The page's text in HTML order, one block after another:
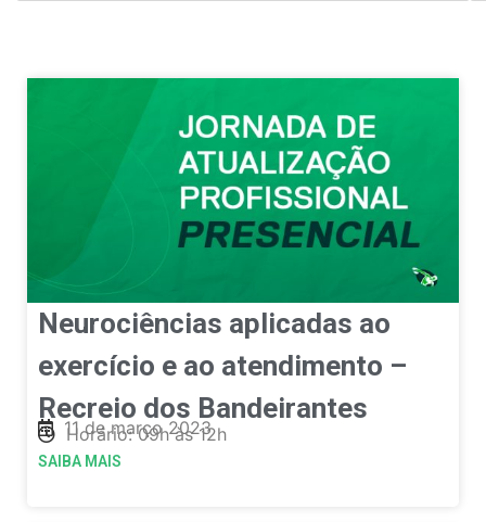
Neurociências aplicadas ao
exercício e ao atendimento –
Recreio dos Bandeirantes
11 de março 2023
Horário: 09h às 12h
SAIBA MAIS